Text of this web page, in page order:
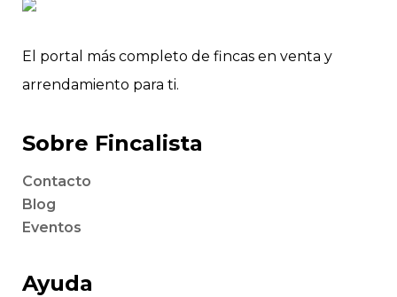
El portal más completo de fincas en venta y
arrendamiento para ti.
Sobre Fincalista
Contacto
Blog
Eventos
Ayuda